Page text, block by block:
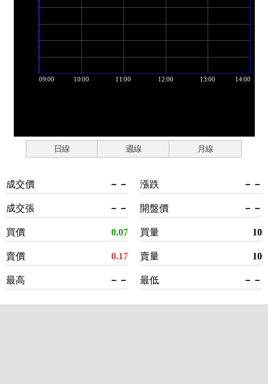
日線 週線 月線
成交價 －－
成交張 －－
買價 0.07
賣價 0.17
最高 －－
漲跌 －－
開盤價 －－
買量 10
賣量 10
最低 －－